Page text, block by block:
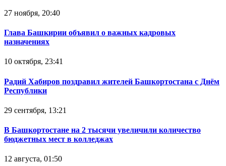
27 ноября, 20:40
Глава Башкирии объявил о важных кадровых
назначениях
10 октября, 23:41
Радий Хабиров поздравил жителей Башкортостана с Днём
Республики
29 сентября, 13:21
В Башкортостане на 2 тысячи увеличили количество
бюджетных мест в колледжах
12 августа, 01:50